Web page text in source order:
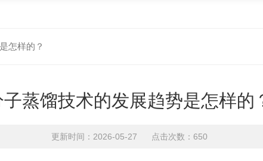
怎样的？
子蒸馏技术的发展趋势是怎样的
更新时间：2026-05-27 点击次数：650